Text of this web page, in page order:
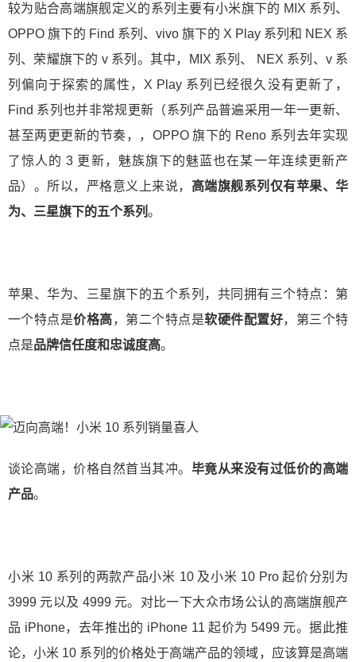
较为贴合高端旗舰定义的系列主要有小米旗下的 MIX 系列、
OPPO 旗下的 Find 系列、vivo 旗下的 X Play 系列和 NEX 系
列、荣耀旗下的 v 系列。其中，MIX 系列、 NEX 系列、v 系
列偏向于探索的属性，X Play 系列已经很久没有更新了，
Find 系列也并非常规更新（系列产品普遍采用一年一更新、
甚至两更更新的节奏，，OPPO 旗下的 Reno 系列去年实现
了惊人的 3 更新，魅族旗下的魅蓝也在某一年连续更新产
品）。所以，严格意义上来说， 高端旗舰系列仅有苹果、华
为、三星旗下的五个系列 。
苹果、华为、三星旗下的五个系列，共同拥有三个特点：第
一个特点是价格高，第二个特点是软硬件配置好，第三个特
点是品牌信任度和忠诚度高。
谈论高端，价格自然首当其冲。 毕竟从来没有过低价的高端
产品。
小米 10 系列的两款产品小米 10 及小米 10 Pro 起价分别为
3999 元以及 4999 元。对比一下大众市场公认的高端旗舰产
品 iPhone，去年推出的 iPhone 11 起价为 5499 元。据此推
论，小米 10 系列的价格处于高端产品的领域，应该算是高端